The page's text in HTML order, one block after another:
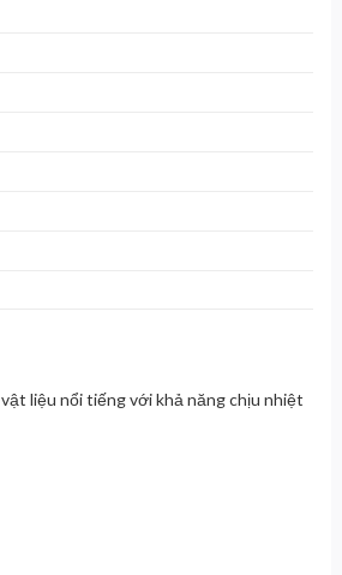
vật liệu nổi tiếng với khả năng chịu nhiệt